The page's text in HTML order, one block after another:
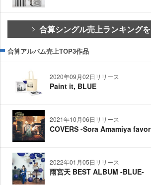
合算シングル売上ランキング
合算アルバム売上TOP3作品
2020年09月02日リリース
Paint it, BLUE
2021年10月06日リリース
COVERS -Sora Amamiya
2022年01月05日リリース
雨宮天 BEST ALBUM -BLUE-